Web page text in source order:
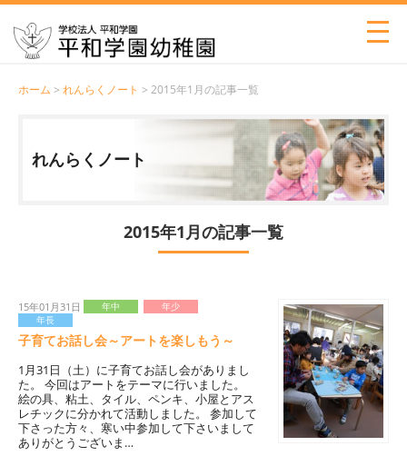
ホーム > れんらくノート > 2015年1月の記事一覧
れんらくノート
2015年1月の記事一覧
15年01月31日 年中
年少
年長
子育てお話し会～アートを楽しもう～
1月31日（土）に子育てお話し会がありまし
た。 今回はアートをテーマに行いました。
絵の具、粘土、タイル、ペンキ、小屋とアス
レチックに分かれて活動しました。 参加して
下さった方々、寒い中参加して下さいまして
ありがとうございま…